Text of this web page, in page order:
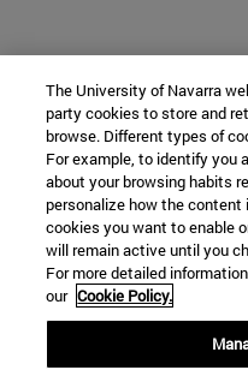
The University of Navarra
party cookies to store and
browse. Different types of
For example, to identify you
about your browsing habits
personalize how the
cookies you want to enable
will remain active until you
For more detailed
our Cookie Policy.